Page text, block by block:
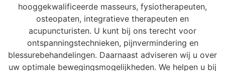
hooggekwalificeerde masseurs, fysiotherapeuten,
osteopaten, integratieve therapeuten en
acupuncturisten. U kunt bij ons terecht voor
ontspanningstechnieken, pijnvermindering en
blessurebehandelingen. Daarnaast adviseren wij u over
uw optimale bewegingsmogelijkheden. We helpen u bij